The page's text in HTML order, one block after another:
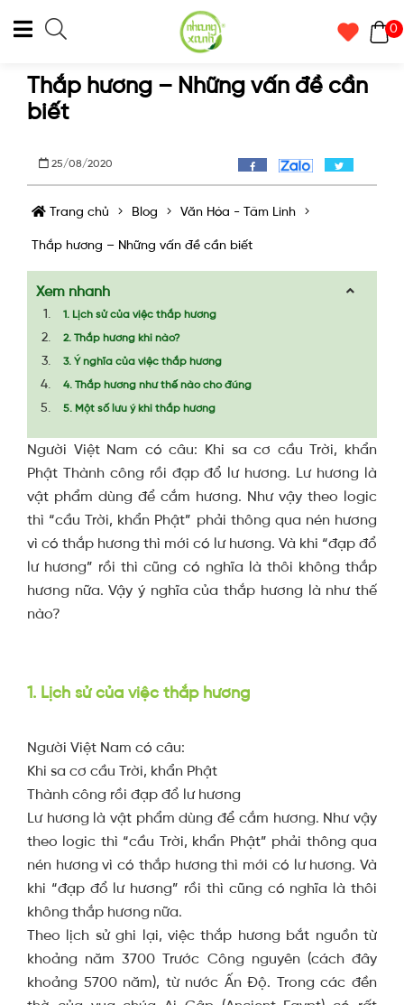
0
Thắp hương – Những vấn đề cần
biết
25/08/2020
Trang chủ Blog Văn Hóa - Tâm Linh
Thắp hương – Những vấn đề cần biết
Xem nhanh
1. Lịch sử của việc thắp hương
2. Thắp hương khi nào?
3. Ý nghĩa của việc thắp hương
4. Thắp hương như thế nào cho đúng
5. Một số lưu ý khi thắp hương
Người Việt Nam có câu: Khi sa cơ cầu Trời, khẩn
Phật Thành công rồi đạp đổ lư hương. Lư hương là
vật phẩm dùng để cắm hương. Như vậy theo logic
thì “cầu Trời, khẩn Phật” phải thông qua nén hương
vì có thắp hương thì mới có lư hương. Và khi “đạp đổ
lư hương” rồi thì cũng có nghĩa là thôi không thắp
hương nữa. Vậy ý nghĩa của thắp hương là như thế
nào?
1. Lịch sử của việc thắp hương
Người Việt Nam có câu:
Khi sa cơ cầu Trời, khẩn Phật
Thành công rồi đạp đổ lư hương
Lư hương là vật phẩm dùng để cắm hương. Như vậy
theo logic thì “cầu Trời, khẩn Phật” phải thông qua
nén hương vì có thắp hương thì mới có lư hương. Và
khi “đạp đổ lư hương” rồi thì cũng có nghĩa là thôi
không thắp hương nữa.
Theo lịch sử ghi lại, việc thắp hương bắt nguồn từ
khoảng năm 3700 Trước Công nguyên (cách đây
khoảng 5700 năm), từ nước Ấn Độ. Trong các đền